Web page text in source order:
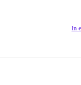
In